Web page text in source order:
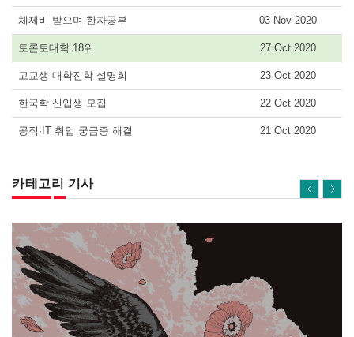
체제비 받으며 한자공부 03 Nov 2020
토론토대학 18위 27 Oct 2020
고교생 대학진학 설명회 23 Oct 2020
한국학 신입생 모집 22 Oct 2020
공직·IT 취업 궁금증 해결 21 Oct 2020
카테고리 기사